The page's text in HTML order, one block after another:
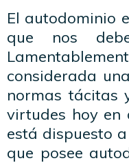
El autodominio
que nos
considerada
normas tácitas
virtudes hoy en
está dispuesto
que posee